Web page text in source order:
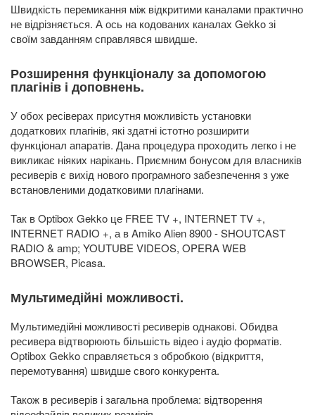
Швидкість перемикання між відкритими каналами практично
не відрізняється. А ось на кодованих каналах Gekko зі
своїм завданням справлявся швидше.
Розширення функціоналу за допомогою
плагінів і доповнень.
У обох ресіверах присутня можливість установки
додаткових плагінів, які здатні істотно розширити
функціонал апаратів. Дана процедура проходить легко і не
викликає ніяких нарікань. Приємним бонусом для власників
ресиверів є вихід нового програмного забезпечення з уже
встановленими додатковими плагінами.
Так в Optibox Gekko це FREE TV +, INTERNET TV +,
INTERNET RADIO +, а в Amiko Alien 8900 - SHOUTCAST
RADIO & amp; YOUTUBE VIDEOS, OPERA WEB
BROWSER, Picasa.
Мультимедійні можливості.
Мультимедійні можливості ресиверів однакові. Обидва
ресивера відтворюють більшість відео і аудіо форматів.
Optibox Gekko справляється з обробкою (відкриття,
перемотування) швидше свого конкурента.
Також в ресиверів і загальна проблема: відтворення